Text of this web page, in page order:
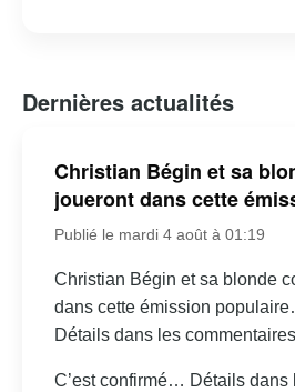
Dernières actualités
Christian Bégin et sa
joueront dans cette
Publié le mardi 4 août à 01:19
Christian Bégin et sa blonde
dans cette émission
Détails dans les
C’est confirmé… Détails dans